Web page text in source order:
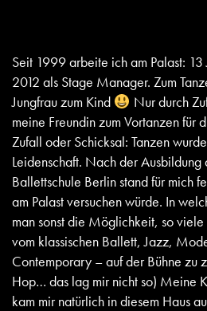
Seit 1999 arbeite ich am Palast: 13
2012 als Stage Manager. Zum
Jungfrau zum Kind
Nur durch
meine Freundin zum Vortanzen für
Zufall oder Schicksal: Tanzen
Leidenschaft. Nach der
Ballettschule Berlin stand für mich
am Palast versuchen würde. In
man sonst die Möglichkeit, so
vom klassischen Ballett, Jazz,
Contemporary – auf der Bühne zu
Hop… das lag mir nicht so) Meine
kam mir natürlich in diesem Haus